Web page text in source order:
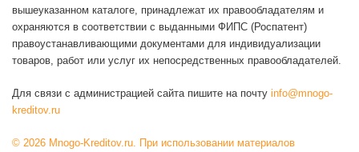
вышеуказанном каталоге, принадлежат их правообладателям и
охраняются в соответствии с выданными ФИПС (Роспатент)
правоустанавливающими документами для индивидуализации
товаров, работ или услуг их непосредственных правообладателей.
Для связи с администрацией сайта пишите на почту info@mnogo-
kreditov.ru
© 2026 Mnogo-Kreditov.ru. При использовании материалов